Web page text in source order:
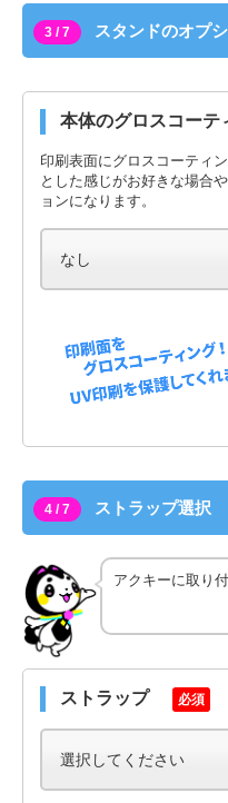
3 / 7 スタンドのオプ
本体のグロスコーテ
印刷表面にグロスコーティ
とした感じがお好きな場合
ョンになります。
4 / 7 ストラップ選択
アクキーに取り
ストラップ 必須